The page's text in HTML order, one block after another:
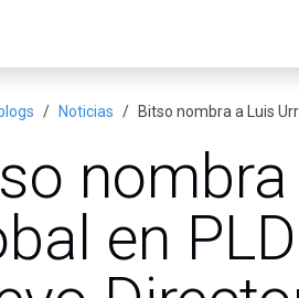
Noticias Bitso nombra a Luis
en